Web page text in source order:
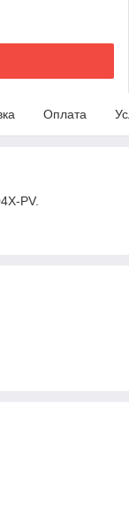
Оплата
PV.